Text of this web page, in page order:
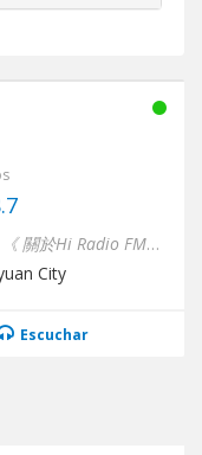
Hi Media嗨傳媒 在創造的，就是未來！《 關於Hi Radio FM98.7 》音樂與耳朵零距�...
City
Escuchar